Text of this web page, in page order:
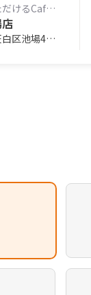
気軽にご利用いただけるCafeレストラン
愛知県名古屋市天白区池場4丁目-104